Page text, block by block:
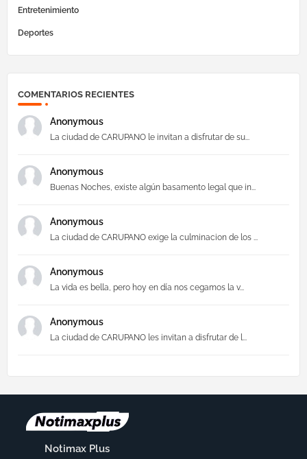
Entretenimiento
Deportes
COMENTARIOS RECIENTES
Anonymous
La ciudad de CARUPANO le invitan a disfrutar de su...
Anonymous
Buenas Noches, existe algún basamento legal que in...
Anonymous
La ciudad de CARUPANO exige la culminacion de los ...
Anonymous
La vida es bella, pero hoy en día nos cegamos la v...
Anonymous
La ciudad de CARUPANO les invitan a disfrutar de l...
Notimax Plus